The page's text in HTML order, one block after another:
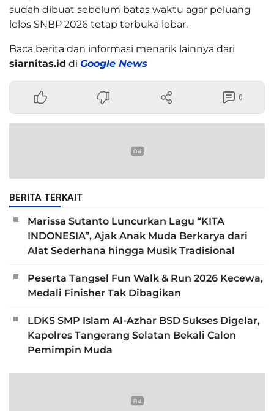
sudah dibuat sebelum batas waktu agar peluang
lolos SNBP 2026 tetap terbuka lebar.
Baca berita dan informasi menarik lainnya dari
siarnitas.id di Google News
0
BERITA TERKAIT
Marissa Sutanto Luncurkan Lagu “KITA
INDONESIA”, Ajak Anak Muda Berkarya dari
Alat Sederhana hingga Musik Tradisional
Peserta Tangsel Fun Walk & Run 2026 Kecewa,
Medali Finisher Tak Dibagikan
LDKS SMP Islam Al-Azhar BSD Sukses Digelar,
Kapolres Tangerang Selatan Bekali Calon
Pemimpin Muda